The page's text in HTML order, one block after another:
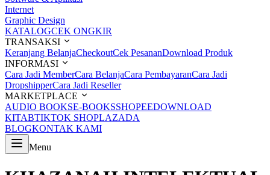
Internet
Graphic Design
KATALOGCEK ONGKIR
TRANSAKSI
Keranjang BelanjaCheckoutCek PesananDownload Produk
INFORMASI
Cara Jadi MemberCara BelanjaCara PembayaranCara Jadi
DropshipperCara Jadi Reseller
MARKETPLACE
AUDIO BOOKSE-BOOKSSHOPEEDOWNLOAD
KITABTIKTOK SHOPLAZADA
BLOGKONTAK KAMI
Menu